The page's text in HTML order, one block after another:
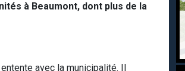
à Beaumont, dont plus de la
avec la municipalité. Il